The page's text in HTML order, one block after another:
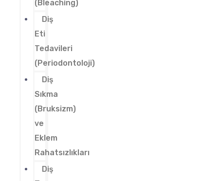
(Bleaching)
Diş
Eti
Tedavileri
(Periodontoloji)
Diş
Sıkma
(Bruksizm)
ve
Eklem
Rahatsızlıkları
Diş